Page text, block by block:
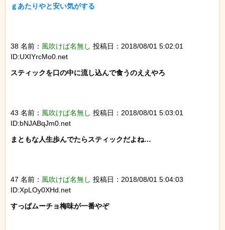
ｇあたりやと安い気がする
38 名前： 風吹けば名無し 投稿日：2018/08/01 5:02:01
ID:UXIYrcMo0.net
スティックを口の中に流し込んで食うのええやろ
43 名前： 風吹けば名無し 投稿日：2018/08/01 5:03:01
ID:bNJABqJm0.net
まともな人生歩んでたらスティックだよね…
47 名前： 風吹けば名無し 投稿日：2018/08/01 5:04:03
ID:XpLOy0XHd.net
すっぱムーチョ梅味が一番やぞ